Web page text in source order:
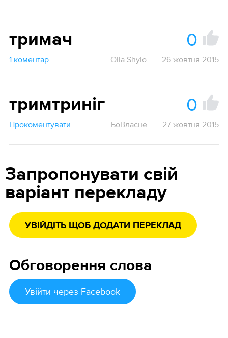
тримач 0
1 коментар Olia Shylo 26 жовтня 2015
тримтриніг 0
Прокоментувати БоВласне 27 жовтня 2015
Запропонувати свій
варіант перекладу
УВІЙДІТЬ ЩОБ ДОДАТИ ПЕРЕКЛАД
Обговорення слова
Увійти через Facebook